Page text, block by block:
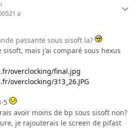
21 a
passante sous sisoft la?
sisoft, mais j'ai comparé sous hexus
overclocking/final.jpg
overclocking/313_26.JPG
5
avoir moins de bp sous sisoft non?
je rajouterais le screen de pifast